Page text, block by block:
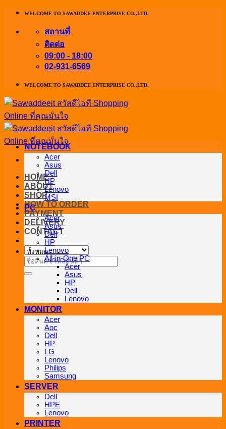
ข้าม
WELCOME TO SAWADDEE ENTERPRISE CO.,LTD.
สถานที่
ติดต่อ
09:00 - 18:00
02-931-6569
WELCOME TO SAWADDEE ENTERPRISE CO.,LTD.
HOME
ABOUT
SHOP
HOW TO ORDER
PAYMENT
DELIVERY
CONTACT
ค้นหา:
NOTEBOOK
Acer
Asus
Dell
HP
Lenovo
MSI
PC
Acer
Asus
Dell
HP
Lenovo
All-in-One PC
Acer
Asus
HP
Dell
Lenovo
MONITOR
Acer
Aoc
Dell
HP
LG
Lenovo
Philips
Samsung
SERVER
Dell
HPE
Lenovo
PRINTER